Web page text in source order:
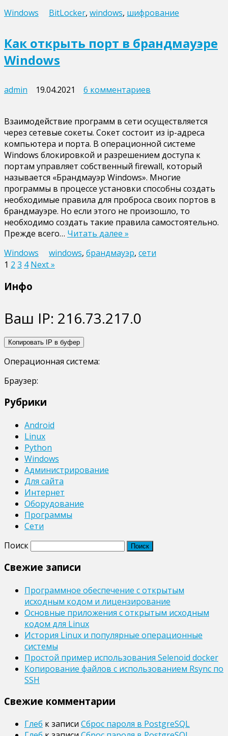
Windows
BitLocker, windows, шифрование
Как открыть порт в брандмауэре
Windows
admin 19.04.2021 6 комментариев
открыть
порт
в
брандмауэре
Windows
Взаимодействие программ в сети осуществляется
через сетевые сокеты. Сокет состоит из ip-адреса
компьютера и порта. В операционной системе
Windows блокировкой и разрешением доступа к
портам управляет собственный firewall, который
называется «Брандмауэр Windows». Многие
программы в процессе установки способны создать
необходимые правила для проброса своих портов в
брандмауэре. Но если этого не произошло, то
необходимо создать такие правила самостоятельно.
Прежде всего… Читать далее »
Windows
windows, брандмауэр, сети
Пагинация
записей
1 2 3 4 Next »
Инфо
Ваш IP: 216.73.217.0
Копировать IP в буфер
Операционная система:
Браузер:
Рубрики
Android
Linux
Python
Windows
Администрирование
Для сайта
Интернет
Оборудование
Программы
Сети
Поиск
Свежие записи
Программное обеспечение с открытым
исходным кодом и лицензирование
Основные приложения с открытым исходным
кодом для Linux
История Linux и популярные операционные
системы
Простой пример использования Selenoid docker
Копирование файлов с использованием Rsync по
SSH
Свежие комментарии
Глеб к записи Сброс пароля в PostgreSQL